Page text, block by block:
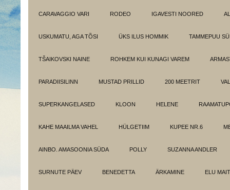
CARAVAGGIO VARI RODEO IGAVESTI NOORED
USKUMATU, AGA TÕSI ÜKS ILUS HOMMIK TAMMEPUU
TŠAIKOVSKI NAINE ROHKEM KUI KUNAGI VAREM
PARADIISILINN MUSTAD PRILLID 200 MEETRIT
SUPERKANGELASED KLOON HELENE
KAHE MAAILMA VAHEL HÜLGETIIM KUPEE NR.6
AINBO. AMASOONIA SÜDA POLLY SUZANNA ANDLER
SURNUTE PÄEV BENEDETTA ÄRKAMINE ELU